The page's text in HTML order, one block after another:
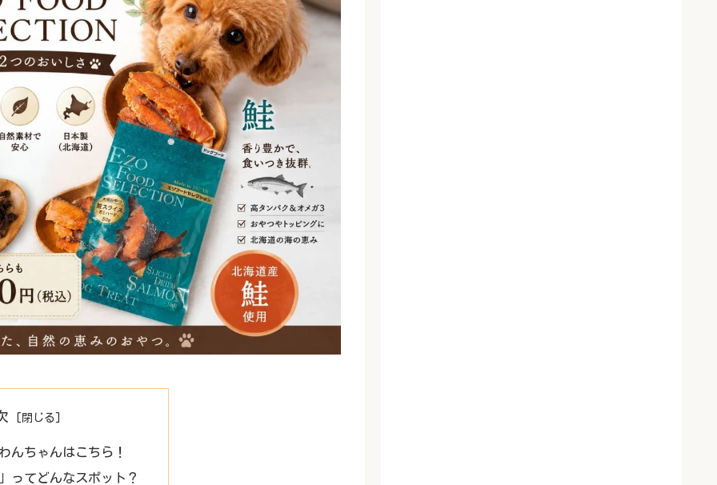
んちゃんはこちら！
ってどんなスポット？